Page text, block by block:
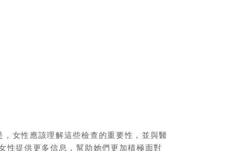
女性應該理解這些檢查的重要性，並與醫
性提供更多信息，幫助她們更加積極面對